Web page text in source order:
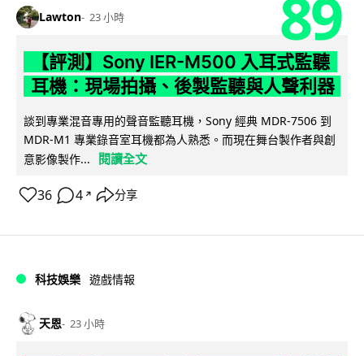
Lawton 23 小時 89
【評測】Sony IER-M500 入耳式監聽
耳機：現場拍攝、後製監聽與人聲利器
談到專業混音專用的聲音監聽耳機，Sony 經典 MDR-7506 到
MDR-M1 專業錄音室耳機都為人熟悉。而現在舞台製作者與創
意影像製作...
閱讀全文
36 4 ↗ 分享
科技娛樂 遊戲情報
天恩 23 小時